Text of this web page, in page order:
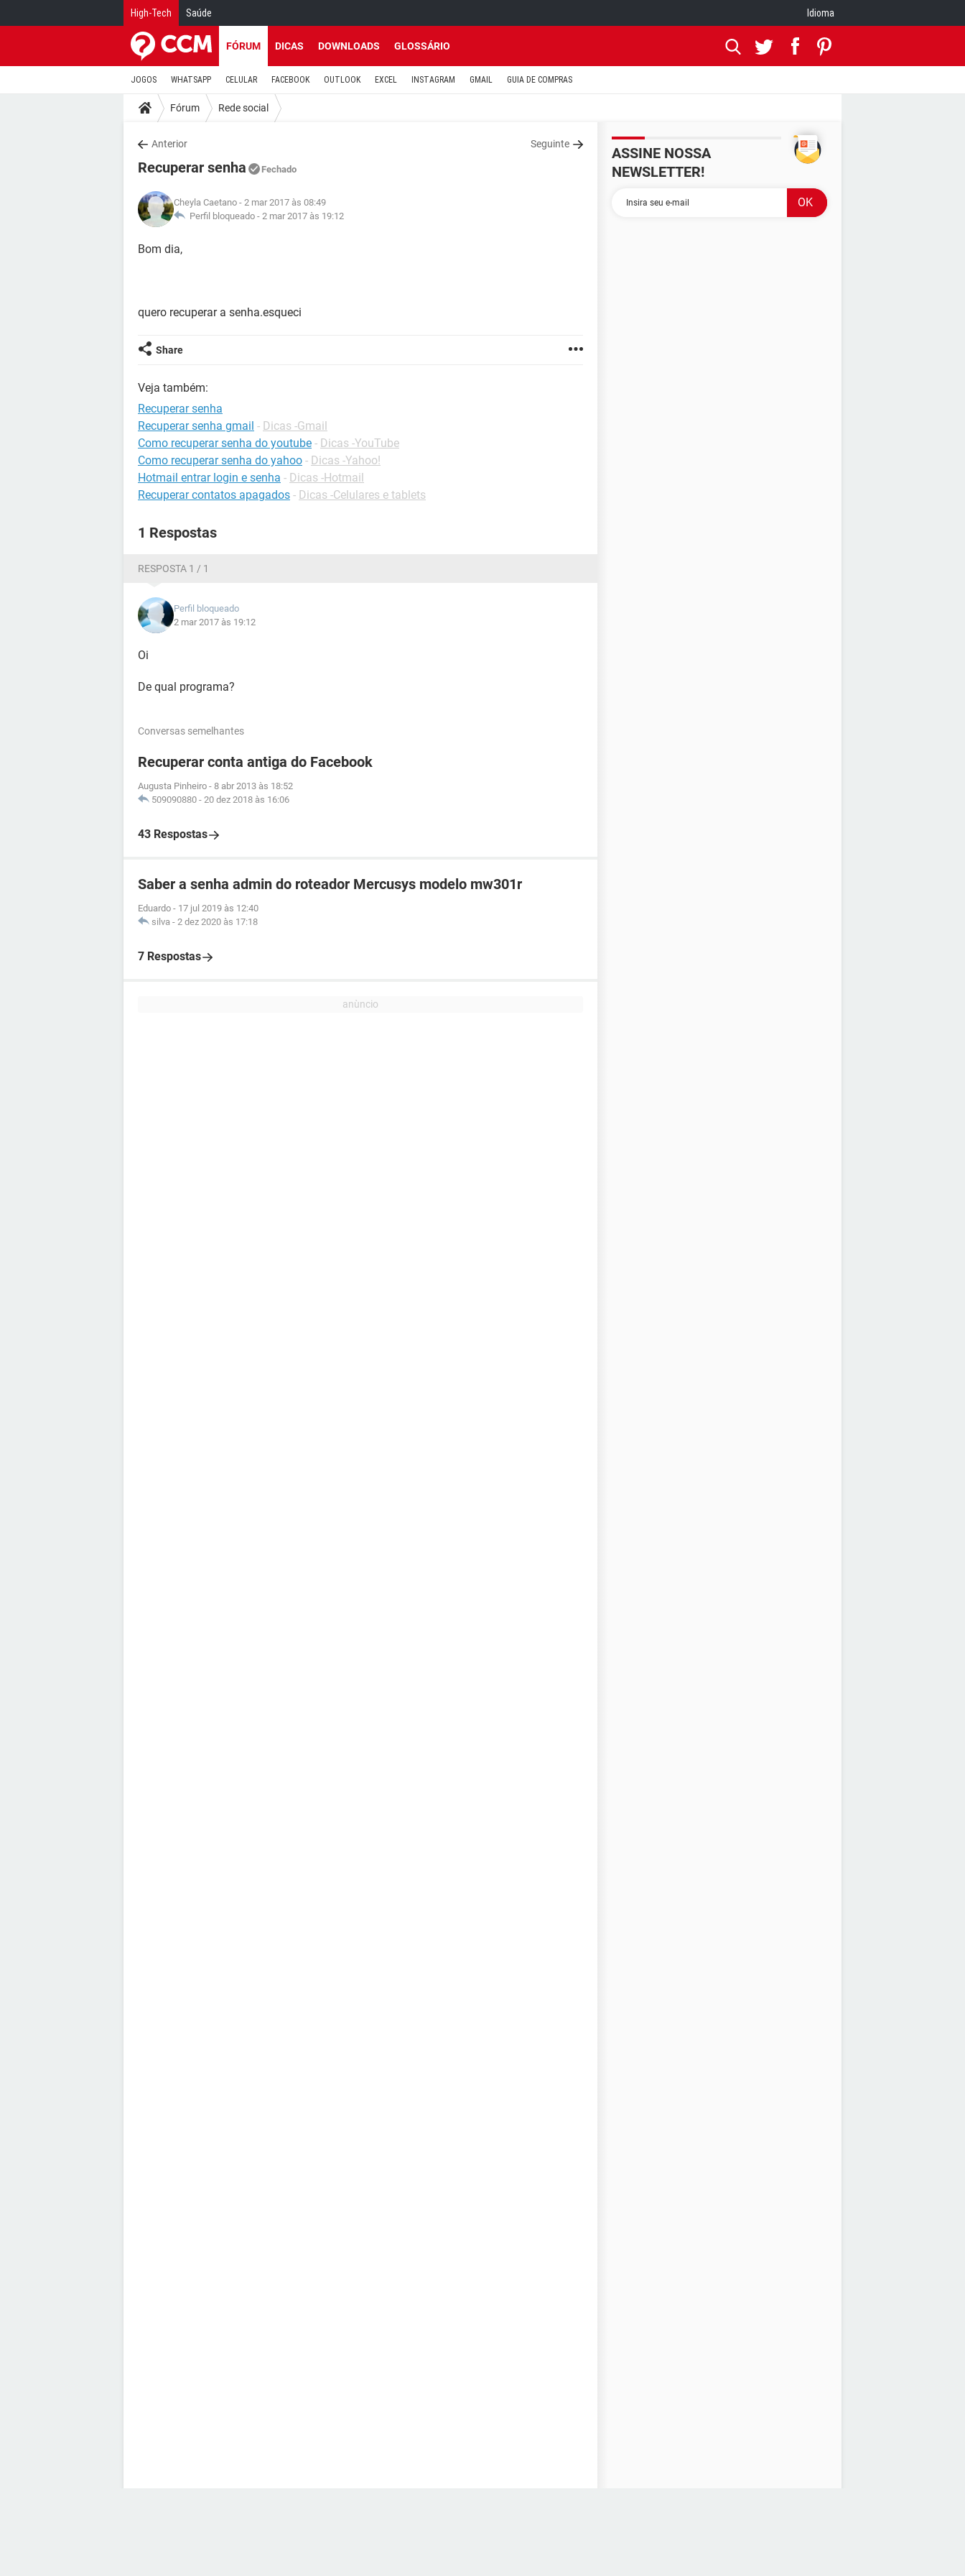
High-Tech Saúde Idioma
FÓRUM DICAS DOWNLOADS GLOSSÁRIO
JOGOS WHATSAPP CELULAR FACEBOOK OUTLOOK EXCEL INSTAGRAM GMAIL GUIA DE COMPRAS
Fórum Rede social
Anterior Seguinte
Recuperar senha Fechado
Cheyla Caetano - 2 mar 2017 às 08:49
Perfil bloqueado - 2 mar 2017 às 19:12
Bom dia,
quero recuperar a senha.esqueci
Share
Veja também:
Recuperar senha
Recuperar senha gmail - Dicas -Gmail
Como recuperar senha do youtube - Dicas -YouTube
Como recuperar senha do yahoo - Dicas -Yahoo!
Hotmail entrar login e senha - Dicas -Hotmail
Recuperar contatos apagados - Dicas -Celulares e tablets
1 Respostas
RESPOSTA 1 / 1
Perfil bloqueado
2 mar 2017 às 19:12
Oi
De qual programa?
Conversas semelhantes
Recuperar conta antiga do Facebook
Augusta Pinheiro - 8 abr 2013 às 18:52
509090880 - 20 dez 2018 às 16:06
43 Respostas
Saber a senha admin do roteador Mercusys modelo mw301r
Eduardo - 17 jul 2019 às 12:40
silva - 2 dez 2020 às 17:18
7 Respostas
ASSINE NOSSA
NEWSLETTER!